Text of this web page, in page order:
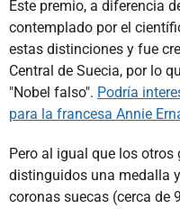
Este premio, a diferencia
contemplado por el
estas distinciones y fue
Central de Suecia, por lo
"Nobel falso". Podría
para la francesa Annie
Pero al igual que los otros
distinguidos una medalla
coronas suecas (cerca de